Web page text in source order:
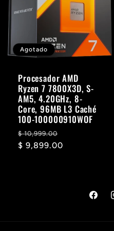
c
c
i
Agotado
Procesador AMD
Ryzen 7 7800X3D, S-
AM5, 4.20GHz, 8-
Core, 96MB L3 Caché
100-100000910WOF
Precio
habitual
$ 10,999.00
$ 9,899.00